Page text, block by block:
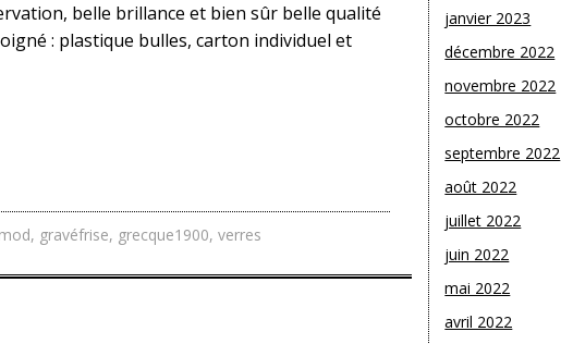
belle brillance et bien sûr belle qualité
: plastique bulles, carton individuel et
, gravéfrise, grecque1900, verres
janvier 2023
décembre 2022
novembre 2022
octobre 2022
septembre 2022
août 2022
juillet 2022
juin 2022
mai 2022
avril 2022